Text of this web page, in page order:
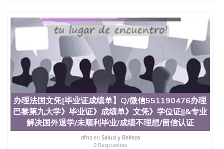
（San Jose State University）澳洲读书未毕业找人做
文凭学位qq微信551190476澳洲读CQU中央昆士兰大
学学历 绩单购买学位证书/澳洲读本科硕士做文凭/购
买澳洲大学毕业证成绩单假文凭学历
offieUniversityofSouthernQueensland 澳洲读书未毕
业找人做文凭学位qq微信551190476澳洲读CQU中央
昆士兰大学学历成绩单购买学位证书/澳洲读本科硕
士做文凭/购买澳洲大学毕业证成绩单假文凭学历办
理法国文凭[毕业证成绩单】Q/微信551190476办理巴
黎第六大学》毕业证》成绩单》文凭》学位证||&专业
解决国外退学/未顺利毕业/成绩不理想/留信认证办
理/学位证办理 Université de Paris 6 Pierre et Marie
办理法国文凭[毕业证成绩单】Q/微信551190476办理
巴黎第九大学》毕业证》成绩单》文凭》学位证||&专业
解决国外退学/未顺利毕业/成绩不理想/留信认证
dfnsen Salud y Belleza
0 Respuestas